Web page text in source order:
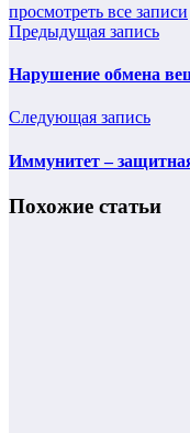
просмотреть все записи
Предыдущая запись
Нарушение обмена
Следующая запись
Иммунитет –
Похожие статьи